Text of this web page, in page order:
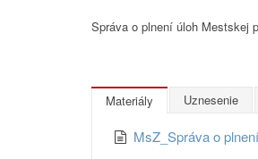
Správa o plnení úloh Mestskej
Materiály Uznesenie
MsZ_Správa o